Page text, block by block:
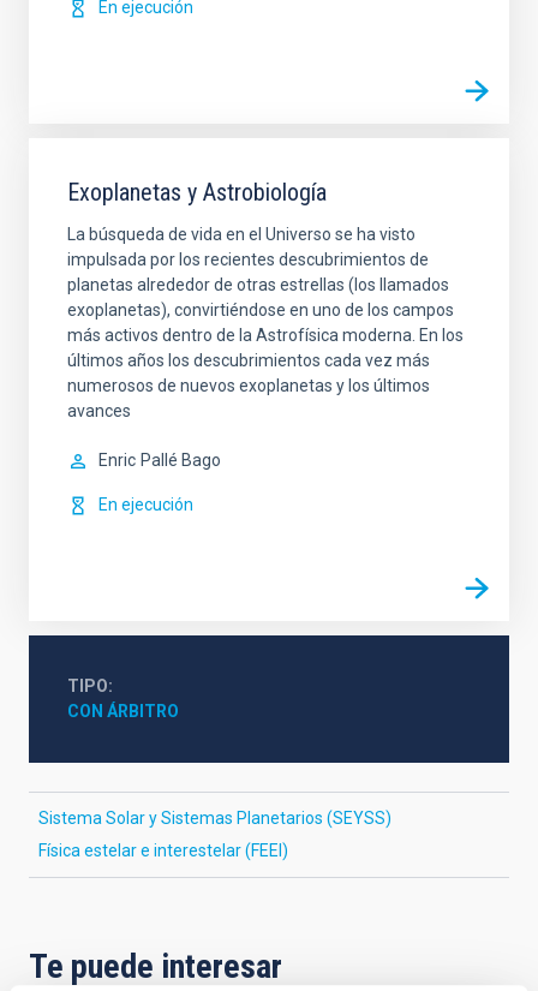
En ejecución
Exoplanetas y Astrobiología
La búsqueda de vida en el Universo se ha visto
impulsada por los recientes descubrimientos de
planetas alrededor de otras estrellas (los llamados
exoplanetas), convirtiéndose en uno de los campos
más activos dentro de la Astrofísica moderna. En los
últimos años los descubrimientos cada vez más
numerosos de nuevos exoplanetas y los últimos
avances
Enric Pallé Bago
En ejecución
TIPO
CON ÁRBITRO
Sistema Solar y Sistemas Planetarios (SEYSS)
Física estelar e interestelar (FEEI)
Te puede interesar